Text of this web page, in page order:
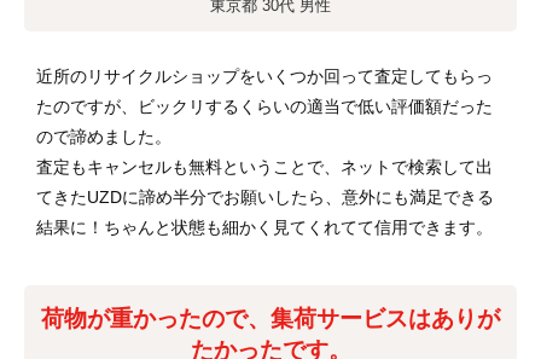
東京都 30代 男性
近所のリサイクルショップをいくつか回って査定してもらっ
たのですが、ビックリするくらいの適当で低い評価額だった
ので諦めました。
査定もキャンセルも無料ということで、ネットで検索して出
てきたUZDに諦め半分でお願いしたら、意外にも満足できる
結果に！ちゃんと状態も細かく見てくれてて信用できます。
荷物が重かったので、集荷サービスはありが
たかったです。